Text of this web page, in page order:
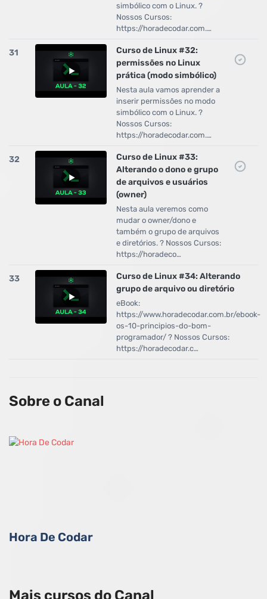
simbólico com o Linux. ?
Nossos Cursos:
https://horadecodar.com.…
31
Curso de Linux #32:
permissões no Linux
prática (modo simbólico)
Nesta aula vamos aprender a
inserir permissões no modo
simbólico com o Linux. ?
Nossos Cursos:
https://horadecodar.com.…
32
Curso de Linux #33:
Alterando o dono e grupo
de arquivos e usuários
(owner)
Nesta aula veremos como
mudar o owner/dono e
também o grupo de arquivos
e diretórios. ? Nossos Cursos:
https://horadeco…
33
Curso de Linux #34: Alterando
grupo de arquivo ou diretório
eBook:
https://www.horadecodar.com.br/ebook-
os-10-principios-do-bom-
programador/ ? Nossos Cursos:
https://horadecodar.c…
Sobre o Canal
Hora De Codar
Mais cursos do Canal